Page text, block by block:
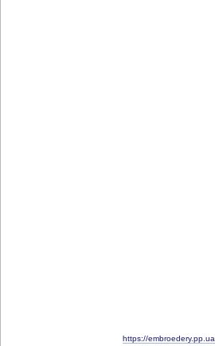
https://embroedery.pp.ua